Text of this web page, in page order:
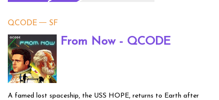
QCODE SF
From Now - QCODE
A famed lost spaceship, the USS HOPE, returns to Earth after